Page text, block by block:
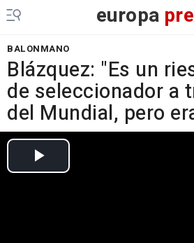
europa
BALONMANO
Blázquez: "Es un
de seleccionador a
del Mundial, pero